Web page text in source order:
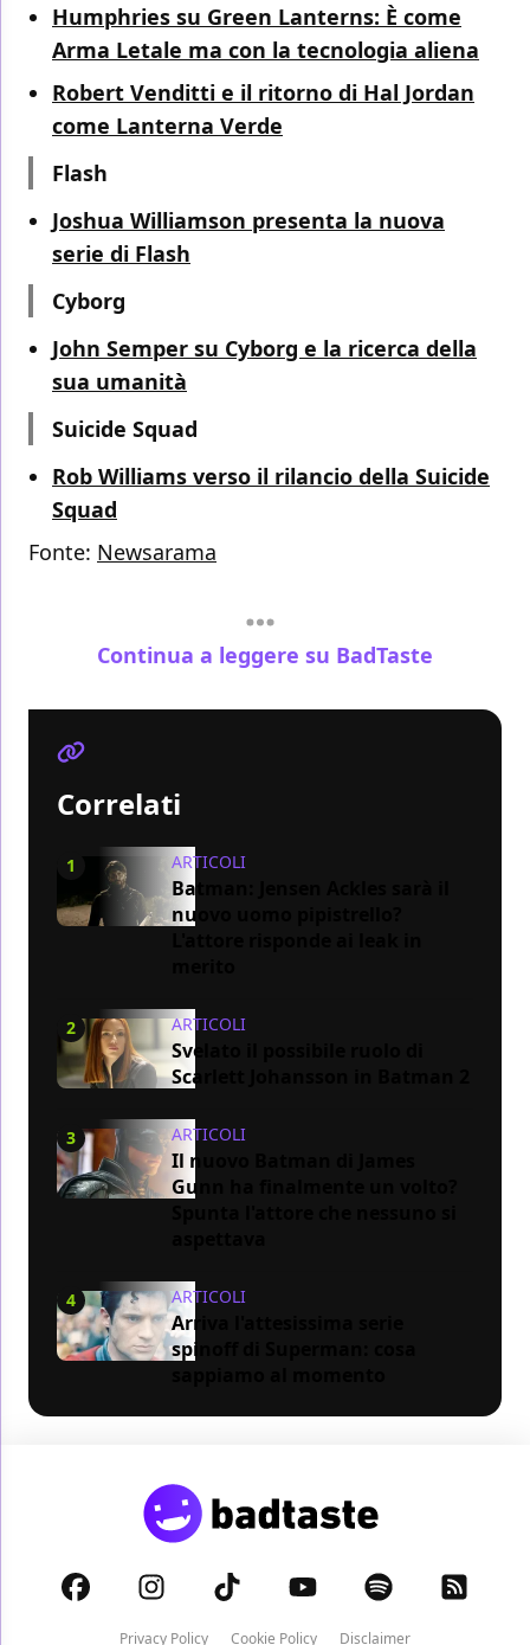
Humphries su Green Lanterns: È come
Arma Letale ma con la tecnologia aliena
Robert Venditti e il ritorno di Hal Jordan
come Lanterna Verde
Flash
Joshua Williamson presenta la nuova
serie di Flash
Cyborg
John Semper su Cyborg e la ricerca della
sua umanità
Suicide Squad
Rob Williams verso il rilancio della Suicide
Squad
Fonte: Newsarama
Continua a leggere su BadTaste
Correlati
1 ARTICOLI
Batman: Jensen Ackles sarà il
nuovo uomo pipistrello?
2 ARTICOLI
Svelato il possibile ruolo di
Scarlett Johansson in Batman 2
3 ARTICOLI
Il nuovo Batman di James
Gunn ha finalmente un volto?
4 ARTICOLI
Arriva l'attesissima serie
spinoff di Superman: cosa
Privacy Policy Cookie Policy Disclaimer